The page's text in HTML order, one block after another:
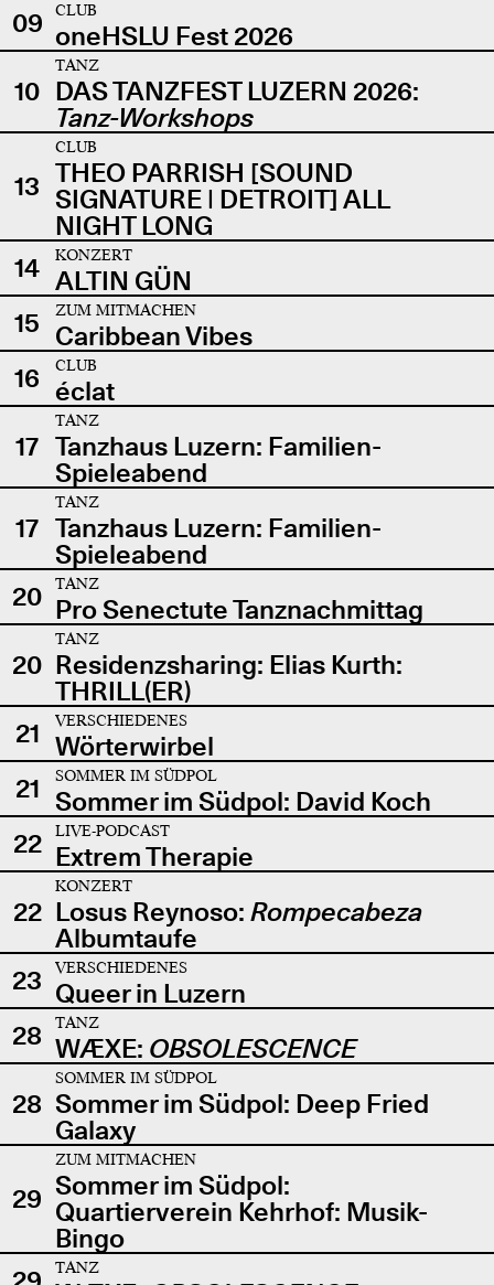
09
CLUB
oneHSLU Fest 2026
10
TANZ
DAS TANZFEST LUZERN 2026:
Tanz-Workshops
13
CLUB
THEO PARRISH [SOUND
SIGNATURE | DETROIT] ALL
NIGHT LONG
14
KONZERT
ALTIN GÜN
15
ZUM MITMACHEN
Caribbean Vibes
16
CLUB
éclat
17
TANZ
Tanzhaus Luzern: Familien-
Spieleabend
17
TANZ
Tanzhaus Luzern: Familien-
Spieleabend
20
TANZ
Pro Senectute Tanznachmittag
20
TANZ
Residenzsharing: Elias Kurth:
THRILL(ER)
21
VERSCHIEDENES
Wörterwirbel
21
SOMMER IM SÜDPOL
Sommer im Südpol: David Koch
22
LIVE-PODCAST
Extrem Therapie
22
KONZERT
Losus Reynoso: Rompecabeza
Albumtaufe
23
VERSCHIEDENES
Queer in Luzern
28
TANZ
WÆXE: OBSOLESCENCE
28
SOMMER IM SÜDPOL
Sommer im Südpol: Deep Fried
Galaxy
29
ZUM MITMACHEN
Sommer im Südpol:
Quartierverein Kehrhof: Musik-
Bingo
TANZ